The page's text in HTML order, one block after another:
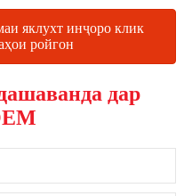
яклухт инҷоро клик
ройгон
дар